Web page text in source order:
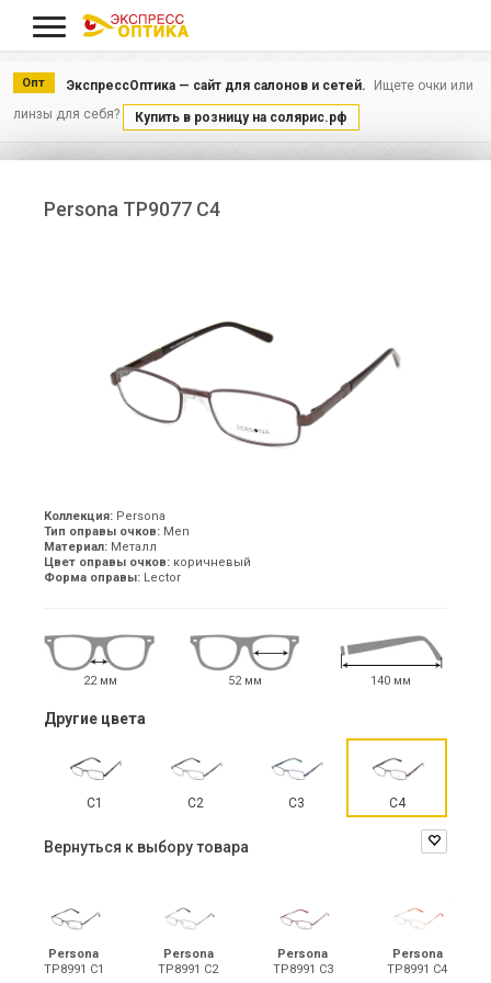
Опт ЭкспрессОптика — сайт для салонов и сетей.
Ищете очки или
линзы для себя?
Купить в розницу на солярис.рф
Persona TP9077 С4
Коллекция: Persona
Тип оправы очков: Men
Материал: Металл
Цвет оправы очков: коричневый
Форма оправы: Lector
22 мм 52 мм 140 мм
Другие цвета
С1 С2 С3 С4
Вернуться к выбору товара
Persona
TP8991 С1
Persona
TP8991 С2
Persona
TP8991 С3
Persona
TP8991 С4